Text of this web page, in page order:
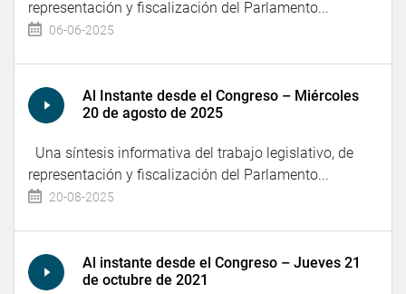
representación y fiscalización del Parlamento...
06-06-2025
Al Instante desde el Congreso – Miércoles
20 de agosto de 2025
Una síntesis informativa del trabajo legislativo, de
representación y fiscalización del Parlamento...
20-08-2025
Al instante desde el Congreso – Jueves 21
de octubre de 2021